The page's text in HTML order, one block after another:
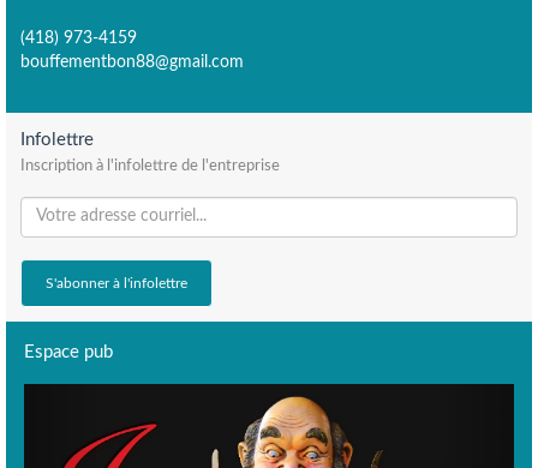
(418) 973-4159
bouffementbon88@gmail.com
Infolettre
Inscription à l'infolettre de l'entreprise
Espace pub